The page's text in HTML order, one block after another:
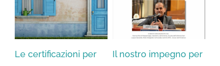
Le certificazioni per
Il nostro impegno per